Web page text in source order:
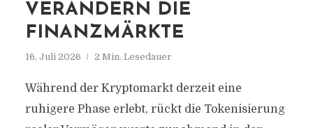
VERÄNDERN DIE
FINANZMÄRKTE
16. Juli 2026 2 Min. Lesedauer
Während der Kryptomarkt derzeit eine
ruhigere Phase erlebt, rückt die Tokenisierung